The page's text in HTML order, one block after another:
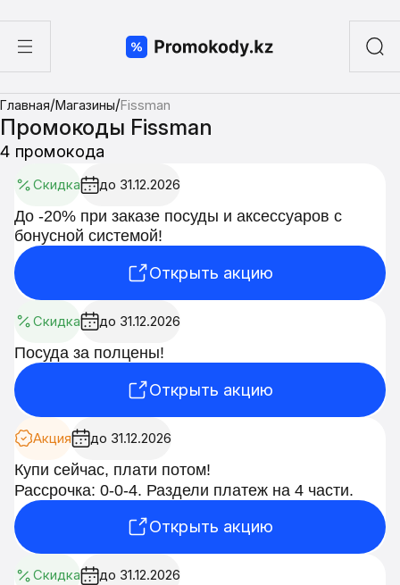
суши
Главная/Магазины/Fissman
Промокоды Fissman
4 промокода
Скидка до 31.12.2026
До -20% при заказе посуды и аксессуаров с
бонусной системой!
Открыть акцию
Скидка до 31.12.2026
Посуда за полцены!
Открыть акцию
Акция до 31.12.2026
Купи сейчас, плати потом!
Рассрочка: 0-0-4. Раздели платеж на 4 части.
Открыть акцию
Скидка до 31.12.2026